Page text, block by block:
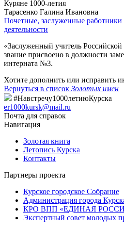
Куряне 1000-летия
Тарасенко Галина Ивановна
Почетные, заслуженные
деятельности
«Заслуженный учитель
звание присвоено в должности
интерната №3.
Хотите дополнить или исправить
Вернуться в список Золотых имен
#Навстречу1000летиюКурска
er1000kursk@mail.ru
Почта для справок
Навигация
Золотая книга
Летопись Курска
Контакты
Партнеры проекта
Курское городское Собрание
Администрация города
КРО ВПП «ЕДИНАЯ
Экспертный совет молодых